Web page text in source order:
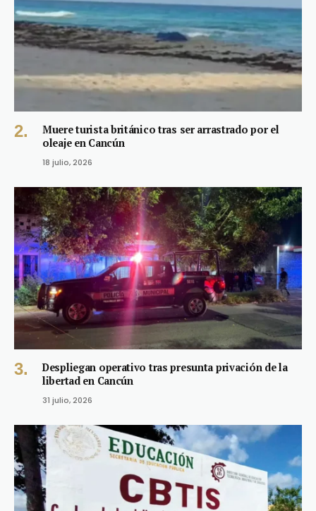
Muere turista británico tras ser arrastrado por el
oleaje en Cancún
18 julio, 2026
Despliegan operativo tras presunta privación de la
libertad en Cancún
31 julio, 2026